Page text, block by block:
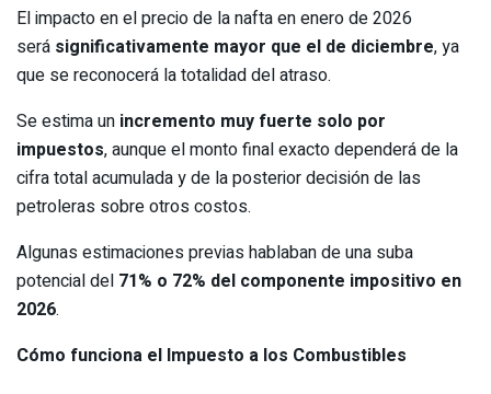
El impacto en el precio de la nafta en enero de 2026
será significativamente mayor que el de diciembre, ya
que se reconocerá la totalidad del atraso.
Se estima un incremento muy fuerte solo por
impuestos, aunque el monto final exacto dependerá de la
cifra total acumulada y de la posterior decisión de las
petroleras sobre otros costos.
Algunas estimaciones previas hablaban de una suba
potencial del 71% o 72% del componente impositivo en
2026.
Cómo funciona el Impuesto a los Combustibles